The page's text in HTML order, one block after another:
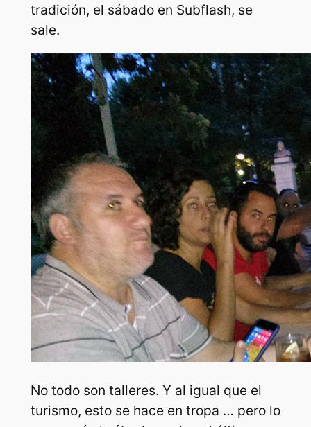
tradición, el sábado en Subflash, se
sale.
No todo son talleres. Y al igual que el
turismo, esto se hace en tropa … pero lo